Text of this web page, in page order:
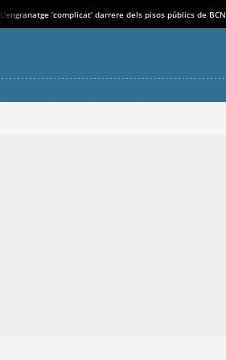
L'engranatge ‘complicat’ darrere dels pisos públics de BCN